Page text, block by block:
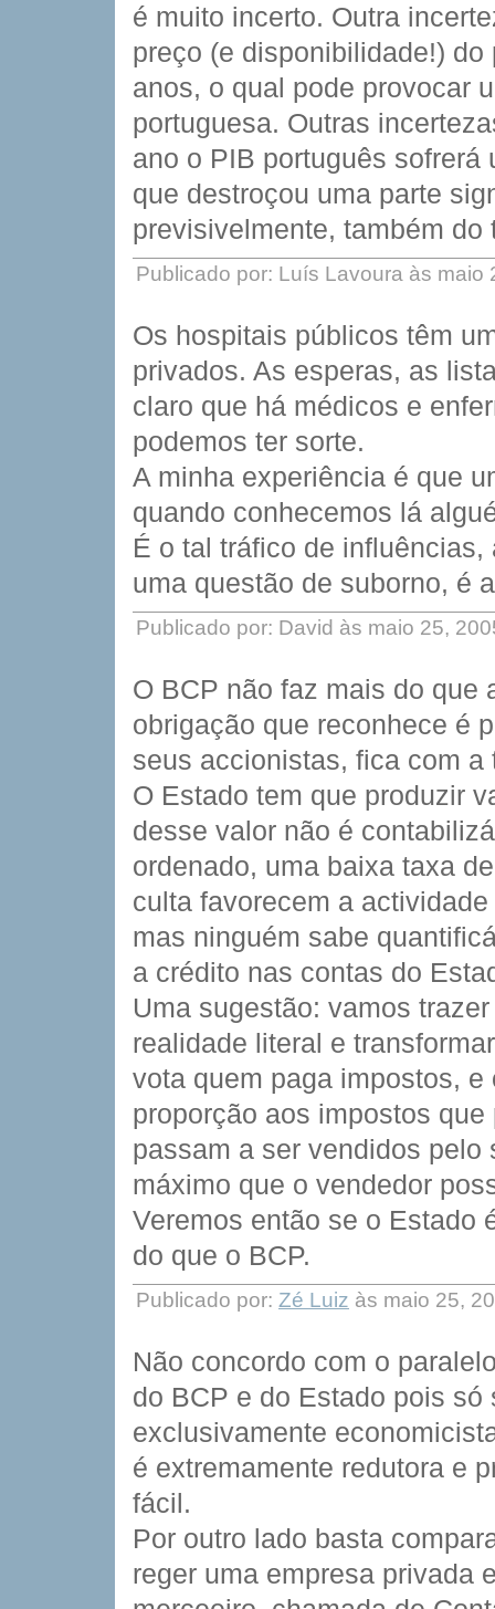
é muito incerto. Outra
preço (e disponibilidade!)
anos, o qual pode provocar
portuguesa. Outras
ano o PIB português
que destroçou uma parte
previsivelmente, também do
Publicado por: Luís Lavoura às maio
Os hospitais públicos têm
privados. As esperas, as
claro que há médicos e
podemos ter sorte.
A minha experiência é que
quando conhecemos lá
É o tal tráfico de
uma questão de suborno, é
Publicado por: David às maio 25,
O BCP não faz mais do que
obrigação que reconhece é
seus accionistas, fica com a
O Estado tem que produzir
desse valor não é
ordenado, uma baixa taxa
culta favorecem a
mas ninguém sabe
a crédito nas contas do
Uma sugestão: vamos
realidade literal e
vota quem paga impostos,
proporção aos impostos
passam a ser vendidos
máximo que o vendedor
Veremos então se o Estado
do que o BCP.
Publicado por: Zé Luiz às maio 25,
Não concordo com o
do BCP e do Estado pois
exclusivamente
é extremamente redutora e
fácil.
Por outro lado basta
reger uma empresa privada